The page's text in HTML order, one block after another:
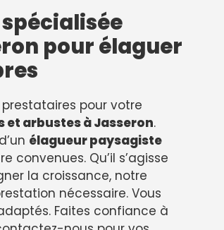
pour élaguer
pour votre
et arbustes à Jasseron.
élagueur paysagiste
convenues. Qu’il s’agisse
la croissance, notre
nécessaire. Vous
Faites confiance à